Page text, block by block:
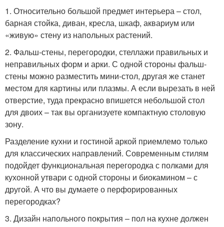
1. Относительно большой предмет интерьера – стол,
барная стойка, диван, кресла, шкаф, аквариум или
«живую» стену из напольных растений.
2. Фальш-стены, перегородки, стеллажи правильных и
неправильных форм и арки. С одной стороны фальш-
стены можно разместить мини-стол, другая же станет
местом для картины или плазмы. А если вырезать в ней
отверстие, туда прекрасно впишется небольшой стол
для двоих – так вы организуете компактную столовую
зону.
Разделение кухни и гостиной аркой приемлемо только
для классических направлений. Современным стилям
подойдет функциональная перегородка с полками для
кухонной утвари с одной стороны и биокамином – с
другой. А что вы думаете о перфорированных
перегородках?
3. Дизайн напольного покрытия – пол на кухне должен